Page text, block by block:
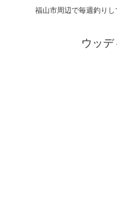
福山市周辺で毎週釣り
ウッ